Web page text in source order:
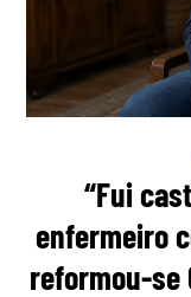
“Fui
enfermeiro
reformou-se